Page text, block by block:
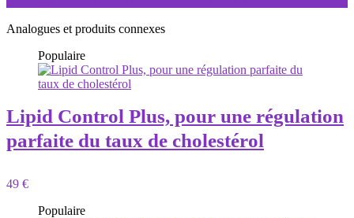
Analogues et produits connexes
Populaire
Lipid Control Plus, pour une régulation
parfaite du taux de cholestérol
49 €
Populaire